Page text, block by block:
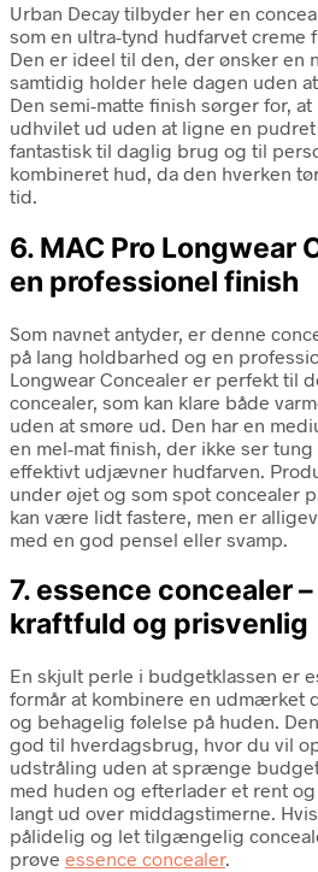
Urban Decay tilbyder her en
som en ultra-tynd hudfarvet creme
Den er ideel til den, der ønsker en
samtidig holder hele dagen uden
Den semi-matte finish sørger for,
udhvilet ud uden at ligne en
fantastisk til daglig brug og til
kombineret hud, da den hverken
tid.
6. MAC Pro Longwear
en professionel finish
Som navnet antyder, er denne
på lang holdbarhed og en
Longwear Concealer er perfekt til
concealer, som kan klare både
uden at smøre ud. Den har en
en mel-mat finish, der ikke ser
effektivt udjævner hudfarven.
under øjet og som spot concealer
kan være lidt fastere, men er
med en god pensel eller svamp.
7. essence concealer
kraftfuld og prisvenlig
En skjult perle i budgetklassen er
formår at kombinere en udmærket
og behagelig følelse på huden.
god til hverdagsbrug, hvor du vil
udstråling uden at sprænge
med huden og efterlader et rent
langt ud over middagstimerne.
pålidelig og let tilgængelig
prøve essence concealer.